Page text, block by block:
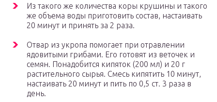
Из такого же количества коры крушины и такого
же объема воды приготовить состав, настаивать
20 минут и принять за 2 раза.
Отвар из укропа помогает при отравлении
ядовитыми грибами. Его готовят из веточек и
семян. Понадобится кипяток (200 мл) и 20 г
растительного сырья. Смесь кипятить 10 минут,
настаивать 20 минут и пить по 0,5 ст. 3 раза в
день.